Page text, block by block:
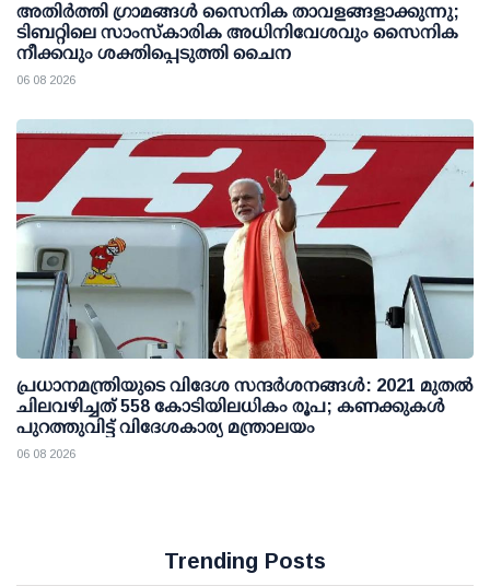
അതിര്‍ത്തി ഗ്രാമങ്ങള്‍ സൈനിക താവളങ്ങളാക്കുന്നു;
ടിബറ്റിലെ സാംസ്‌കാരിക അധിനിവേശവും സൈനിക
നീക്കവും ശക്തിപ്പെടുത്തി ചൈന
06 08 2026
പ്രധാനമന്ത്രിയുടെ വിദേശ സന്ദർശനങ്ങൾ: 2021 മുതൽ
ചിലവഴിച്ചത് 558 കോടിയിലധികം രൂപ; കണക്കുകൾ
പുറത്തുവിട്ട് വിദേശകാര്യ മന്ത്രാലയം
06 08 2026
Trending Posts